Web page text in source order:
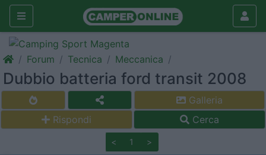
Forum Tecnica Meccanica
Dubbio batteria ford transit 2008
Galleria
Rispondi
Cerca
< 1 >